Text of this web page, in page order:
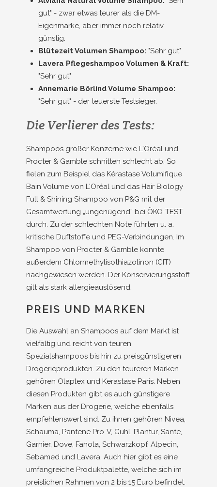
gut" - zwar etwas teurer als die DM-
Eigenmarke, aber immer noch relativ
günstig.
Blütezeit Volumen Shampoo: "Sehr gut"
Lavera Pflegeshampoo Volumen & Kraft:
"Sehr gut"
Annemarie Börlind Volume Shampoo:
"Sehr gut" - der teuerste Testsieger.
Die Verlierer des Tests:
Shampoos großer Konzerne wie L'Oréal und
Procter & Gamble schnitten schlecht ab. So
fielen zum Beispiel das Kérastase Volumifique
Bain Volume von L'Oréal und das Hair Biology
Full & Shining Shampoo von P&G mit der
Gesamtwertung „ungenügend“ bei ÖKO-TEST
durch. Zu der schlechten Note führten u. a.
kritische Duftstoffe und PEG-Verbindungen. Im
Shampoo von Procter & Gamble konnte
außerdem Chlormethylisothiazolinon (CIT)
nachgewiesen werden. Der Konservierungsstoff
gilt als stark allergieauslösend.
PREIS UND MARKEN
Die Auswahl an Shampoos auf dem Markt ist
vielfältig und reicht von teuren
Spezialshampoos bis hin zu preisgünstigeren
Drogerieprodukten. Zu den teureren Marken
gehören Olaplex und Kerastase Paris. Neben
diesen Produkten gibt es auch günstigere
Marken aus der Drogerie, welche ebenfalls
empfehlenswert sind. Zu ihnen gehören Nivea,
Schauma, Pantene Pro-V, Guhl, Plantur, Sante,
Garnier, Dove, Fanola, Schwarzkopf, Alpecin,
Sebamed und Lavera. Auch hier gibt es eine
umfangreiche Produktpalette, welche sich im
preislichen Rahmen von 2 bis 15 Euro befindet.